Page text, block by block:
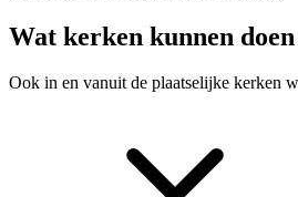
Wat kerken kunnen doen
Ook in en vanuit de plaatselijke kerken